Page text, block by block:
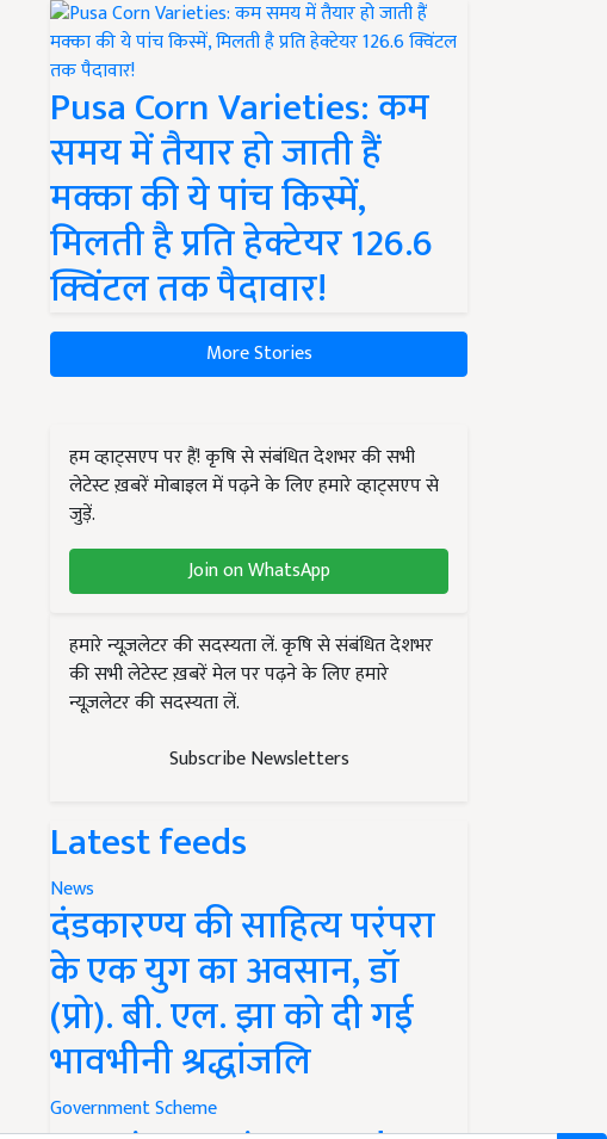
Pusa Corn Varieties: कम
समय में तैयार हो जाती हैं
मक्का की ये पांच किस्में,
मिलती है प्रति हेक्टेयर 126.6
क्विंटल तक पैदावार!
More Stories
हम व्हाट्सएप पर हैं! कृषि से संबंधित देशभर की सभी
लेटेस्ट ख़बरें मोबाइल में पढ़ने के लिए हमारे व्हाट्सएप से
जुड़ें.
Join on WhatsApp
हमारे न्यूज़लेटर की सदस्यता लें. कृषि से संबंधित देशभर
की सभी लेटेस्ट ख़बरें मेल पर पढ़ने के लिए हमारे
न्यूज़लेटर की सदस्यता लें.
Subscribe Newsletters
Latest feeds
News
दंडकारण्य की साहित्य परंपरा
के एक युग का अवसान, डॉ
(प्रो). बी. एल. झा को दी गई
भावभीनी श्रद्धांजलि
Government Scheme